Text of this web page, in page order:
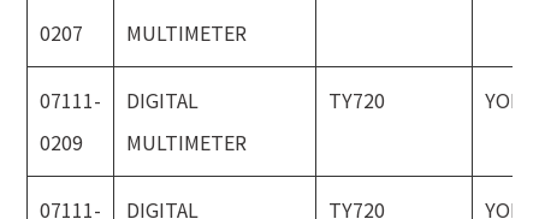
0207
MULTIMETER
07111-
0209
DIGITAL
MULTIMETER
TY720
07111-
DIGITAL
TY720